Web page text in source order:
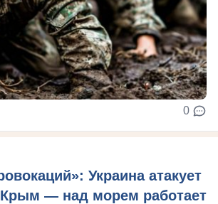
0
Украина атакует
— над морем работает